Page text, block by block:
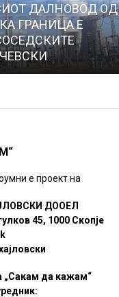
ДАЛНОВОД ОД
ГРАНИЦА Е
е проект на
ДООЕЛ
45, 1000 Скопје
„Сакам да кажам“